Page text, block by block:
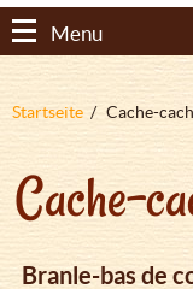
Menu
Pfadnavigation
Startseite Cache-
Cache-
Branle-bas de